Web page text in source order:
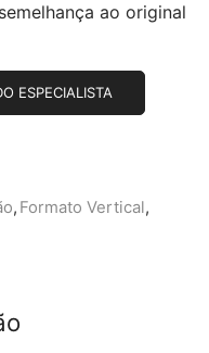
ao original
ESPECIALISTA
, Formato Vertical,